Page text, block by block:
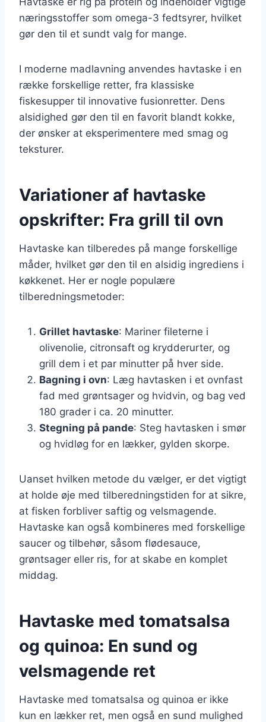
næringsstoffer som omega-3 fedtsyrer, hvilket
gør den til et sundt valg for mange.
I moderne madlavning anvendes havtaske i en
række forskellige retter, fra klassiske
fiskesupper til innovative fusionretter. Dens
alsidighed gør den til en favorit blandt kokke,
der ønsker at eksperimentere med smag og
teksturer.
Variationer af havtaske
opskrifter: Fra grill til ovn
Havtaske kan tilberedes på mange forskellige
måder, hvilket gør den til en alsidig ingrediens i
køkkenet. Her er nogle populære
tilberedningsmetoder:
Grillet havtaske: Mariner fileterne i
olivenolie, citronsaft og krydderurter, og
grill dem i et par minutter på hver side.
Bagning i ovn: Læg havtasken i et ovnfast
fad med grøntsager og hvidvin, og bag ved
180 grader i ca. 20 minutter.
Stegning på pande: Steg havtasken i smør
og hvidløg for en lækker, gylden skorpe.
Uanset hvilken metode du vælger, er det vigtigt
at holde øje med tilberedningstiden for at sikre,
at fisken forbliver saftig og velsmagende.
Havtaske kan også kombineres med forskellige
saucer og tilbehør, såsom flødesauce,
grøntsager eller ris, for at skabe en komplet
middag.
Havtaske med tomatsalsa
og quinoa: En sund og
velsmagende ret
Havtaske med tomatsalsa og quinoa er ikke
kun en lækker ret, men også en sund mulighed